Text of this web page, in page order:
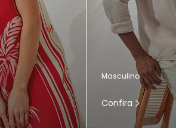
Masculino
Confira